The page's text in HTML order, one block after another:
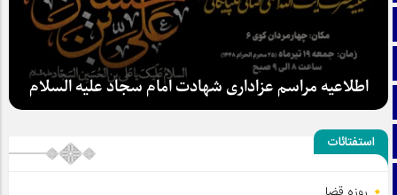
آپارات
اینستاگرام
اطلاعیه مراسم عزاداری شهادت امام سجاد علیه السلام
استفتائات
روزه قضا